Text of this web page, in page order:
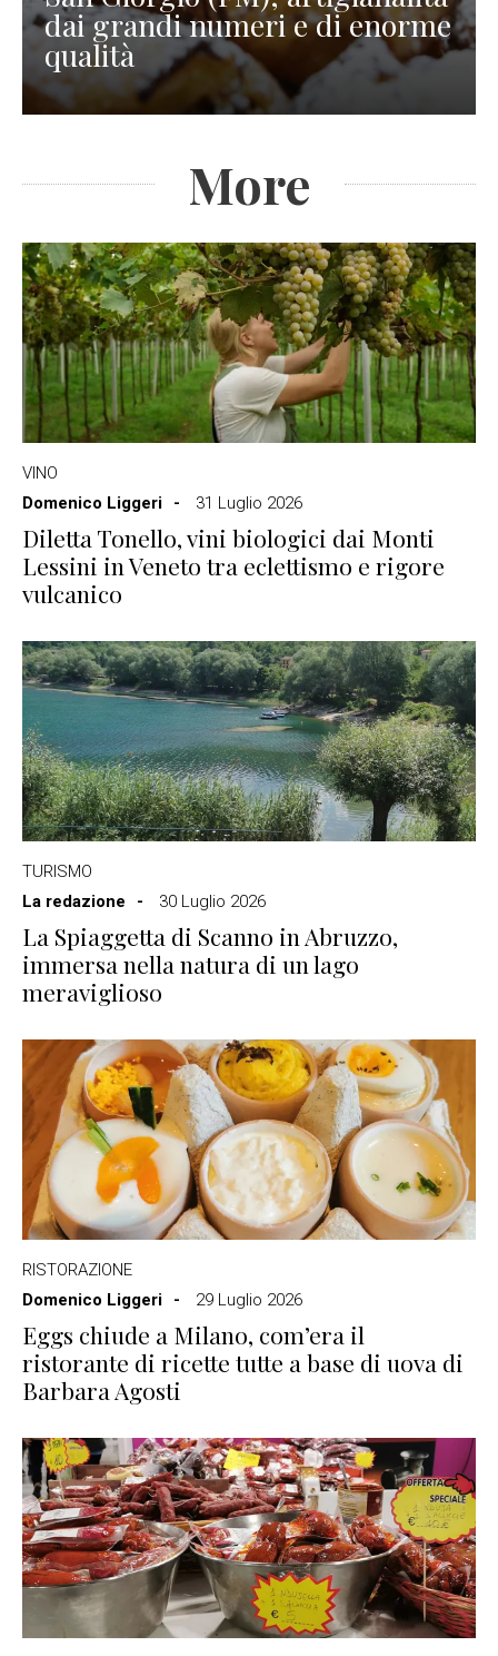
dai grandi numeri e di enorme
qualità
More
VINO
Domenico Liggeri
31 Luglio 2026
Diletta Tonello, vini biologici dai Monti
Lessini in Veneto tra eclettismo e rigore
vulcanico
TURISMO
La redazione
30 Luglio 2026
La Spiaggetta di Scanno in Abruzzo,
immersa nella natura di un lago
meraviglioso
RISTORAZIONE
Domenico Liggeri
29 Luglio 2026
Eggs chiude a Milano, com’era il
ristorante di ricette tutte a base di uova di
Barbara Agosti